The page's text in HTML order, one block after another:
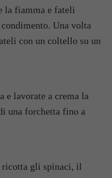
la fiamma e fateli
Una volta
con un coltello su un
e lavorate a crema la
una forchetta fino a
ricotta gli spinaci, il